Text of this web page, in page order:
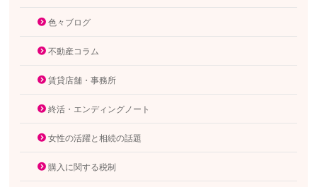
色々ブログ
不動産コラム
賃貸店舗・事務所
終活・エンディングノート
女性の活躍と相続の話題
購入に関する税制